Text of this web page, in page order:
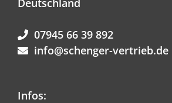
07945 66 39 892
info@schenger-vertrieb.de
Infos: